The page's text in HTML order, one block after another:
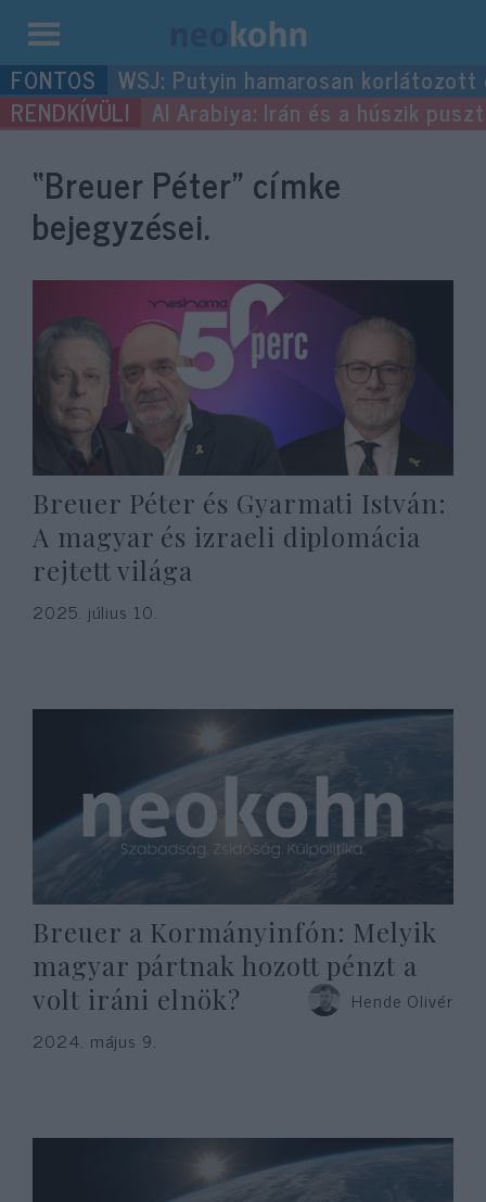
Kilépés
a
tartalomba
WSJ: Putyin hamarosan
Al Arabiya: Irán és a húszik
“Breuer Péter” címke
bejegyzései.
Breuer Péter és Gyarmati István:
A magyar és izraeli diplomácia
rejtett világa
2025. július 10.
Breuer a Kormányinfón: Melyik
magyar pártnak hozott pénzt a
volt iráni elnök?
Hende Olivér
2024. május 9.